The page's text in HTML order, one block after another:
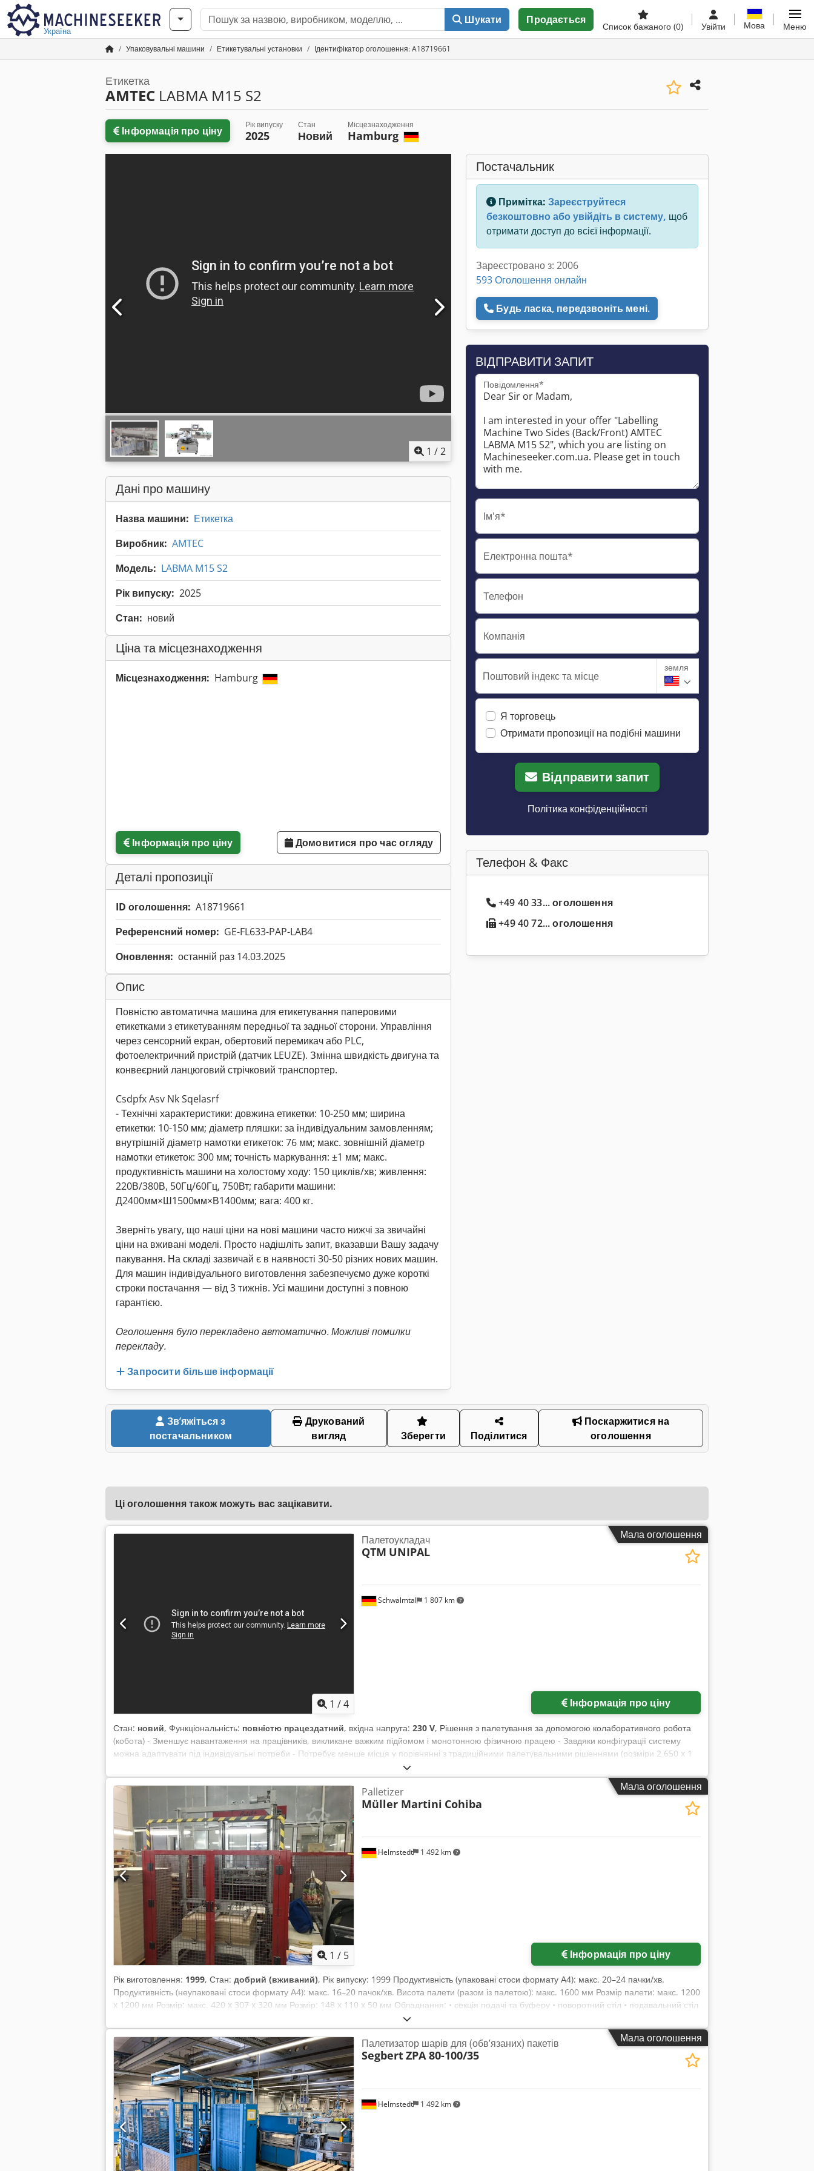
Україна
Шукати Продається
Список бажаного (0) Увійти Мова Меню
Упаковувальні машини Етикетувальні установки Ідентифікатор оголошення: A18719661
Етикетка
AMTEC LABMA M15 S2
Інформація про ціну Рік випуску
2025
Стан
Новий
Місцезнаходження
Hamburg
1 /2
Дані про машину
Назва машини: Етикетка
Виробник: AMTEC
Модель: LABMA M15 S2
Рік випуску: 2025
Стан: новий
Ціна та місцезнаходження
Місцезнаходження: Hamburg
Інформація про ціну Домовитися про час огляду
Деталі пропозиції
ID оголошення: A18719661
Референсний номер: GE-FL633-PAP-LAB4
Оновлення: останній раз 14.03.2025
Опис
Повністю автоматична машина для етикетування паперовими
етикетками з етикетуванням передньої та задньої сторони. Управління
через сенсорний екран, обертовий перемикач або PLC,
фотоелектричний пристрій (датчик LEUZE). Змінна швидкість двигуна та
конвеєрний ланцюговий стрічковий транспортер.
Csdpfx Asv Nk Sqelasrf
- Технічні характеристики: довжина етикетки: 10-250 мм; ширина
етикетки: 10-150 мм; діаметр пляшки: за індивідуальним замовленням;
внутрішній діаметр намотки етикеток: 76 мм; макс. зовнішній діаметр
намотки етикеток: 300 мм; точність маркування: ±1 мм; макс.
продуктивність машини на холостому ходу: 150 циклів/хв; живлення:
220В/380В, 50Гц/60Гц, 750Вт; габарити машини:
Д2400мм×Ш1500мм×В1400мм; вага: 400 кг.
Зверніть увагу, що наші ціни на нові машини часто нижчі за звичайні
ціни на вживані моделі. Просто надішліть запит, вказавши Вашу задачу
пакування. На складі зазвичай є в наявності 30-50 різних нових машин.
Для машин індивідуального виготовлення забезпечуємо дуже короткі
строки постачання — від 3 тижнів. Усі машини доступні з повною
гарантією.
Оголошення було перекладено автоматично. Можливі помилки
перекладу.
Запросити більше інформації
Постачальник
Примітка: Зареєструйтеся
безкоштовно або увійдіть в систему, щоб
отримати доступ до всієї інформації.
Зареєстровано з: 2006
593 Оголошення онлайн
Будь ласка, передзвоніть мені.
ВІДПРАВИТИ ЗАПИТ
Повідомлення*
Ім'я*
Електронна пошта*
Телефон
Компанія
Поштовий індекс та місце
земля
Я торговець
Отримати пропозиції на подібні машини
Відправити запит
Політика конфіденційності
Телефон & Факс
+49 40 33... оголошення
+49 40 72... оголошення
постачальником
Друкований
вигляд
Зберегти Поділитися
Поскаржитися на
оголошення
Ці оголошення також можуть вас зацікавити.
Мала оголошення
1 /4
Schwalmtal 1 807 km
Палетоукладач
QTM UNIPAL
Інформація про ціну
Стан: новий, Функціональність: повністю працездатний, вхідна напруга: 230 V, Рішення з палетування за допомогою колаборативного робота
(кобота) - Зменшує навантаження на працівників, викликане важким підйомом і монотонною фізичною працею - Завдяки конфігурації систему
можна адаптувати під індивідуальні потреби - Потребує менше місця у порівнянні з традиційними палетувальними рішеннями (розміри 2 650 x 1
600 мм) - Не потребує стаціонарної системи безпеки, завдяки чому UNIPAL легко та мобільно використовується - Дашборд для огляду процесу -
До 22 кг вантажопідйомності та 2 200 мм висоти палетування - Швидке й просте переналаштування - Plug-and-play (потрібне підключення до
електромережі 230 В і 6 бар стисненого повітря) Crsdpfx Alorbz Rxoaef
Мала оголошення
1 / 5
Helmstedt 1 492 km
Palletizer
Müller Martini Cohiba
Інформація про ціну
Рік виготовлення: 1999, Стан: добрий (вживаний), Рік випуску: 1999 Продуктивність (упаковані стоси формату А4): макс. 20–24 пачки/хв.
Продуктивність (неупаковані стоси формату А4): макс. 16–20 пачок/хв. Висота палети (разом із палетою): макс. 1600 мм Розмір палети: макс. 1200
x 1200 мм Розмір: макс. 420 x 307 x 320 мм Розмір: 148 x 110 x 50 мм Обладнання: • секція подачі та буферу • поворотний стіл • подавальний стіл
• автоматичний палетоукладач Credpfx Aljdym Sroaef • роликова лінія для заповнених палет • проміжний бункер для проміжного картонного
листа • дозатор палет
Мала оголошення
Helmstedt 1 492 km
Палетизатор шарів для (обв’язаних) пакетів
SegbertZPA 80-100/35